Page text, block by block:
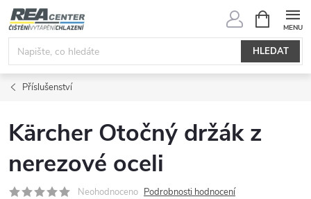
Přejít
na
obsah
HLEDAT
NÁKUPNÍ
KOŠÍK
Příslušenství
Kärcher Otočný držák z
nerezové oceli
Neohodnoceno Podrobnosti hodnocení